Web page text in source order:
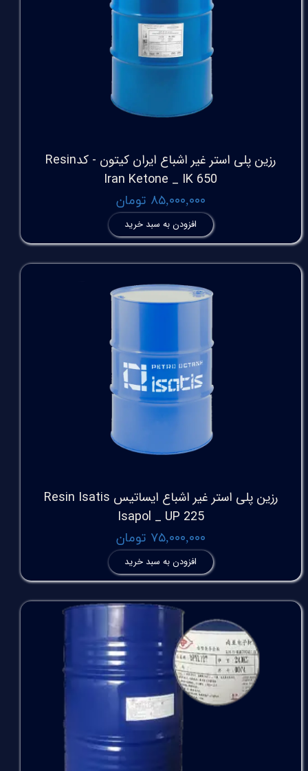
رزین پلی استر غیر اشباع ایران کیتون - کدResin
Iran Ketone _ IK 650
۸۵,۰۰۰,۰۰۰ تومان
افزودن به سبد خرید
رزین پلی استر غیر اشباع ایساتیس Resin Isatis
Isapol _ UP 225
۷۵,۰۰۰,۰۰۰ تومان
افزودن به سبد خرید